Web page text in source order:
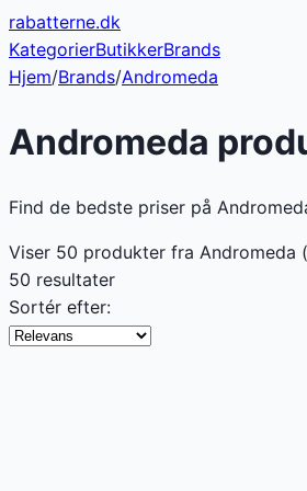
rabatterne.dk
KategorierButikkerBrands
Hjem/Brands/Andromeda
Andromeda
Find de bedste priser på
Viser 50 produkter fra Andromeda
50 resultater
Sortér efter: